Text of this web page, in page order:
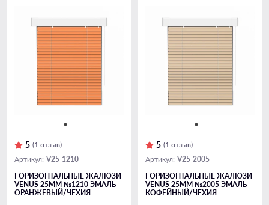
5 (1 отзыв)
Артикул: V25-1210
ГОРИЗОНТАЛЬНЫЕ ЖАЛЮЗИ
VENUS 25ММ №1210 ЭМАЛЬ
ОРАНЖЕВЫЙ/ЧЕХИЯ
5 (1 отзыв)
Артикул: V25-2005
ГОРИЗОНТАЛЬНЫЕ ЖАЛЮЗИ
VENUS 25ММ №2005 ЭМАЛЬ
КОФЕЙНЫЙ/ЧЕХИЯ